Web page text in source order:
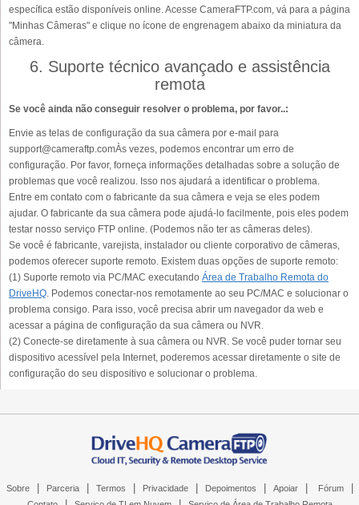
específica estão disponíveis online. Acesse CameraFTP.com, vá para a página
"Minhas Câmeras" e clique no ícone de engrenagem abaixo da miniatura da
câmera.
6. Suporte técnico avançado e assistência
remota
Se você ainda não conseguir resolver o problema, por favor..:
Envie as telas de configuração da sua câmera por e-mail para
support@cameraftp.comÀs vezes, podemos encontrar um erro de
configuração. Por favor, forneça informações detalhadas sobre a solução de
problemas que você realizou. Isso nos ajudará a identificar o problema.
Entre em contato com o fabricante da sua câmera e veja se eles podem
ajudar. O fabricante da sua câmera pode ajudá-lo facilmente, pois eles podem
testar nosso serviço FTP online. (Podemos não ter as câmeras deles).
Se você é fabricante, varejista, instalador ou cliente corporativo de câmeras,
podemos oferecer suporte remoto. Existem duas opções de suporte remoto:
(1) Suporte remoto via PC/MAC executando Área de Trabalho Remota do
DriveHQ. Podemos conectar-nos remotamente ao seu PC/MAC e solucionar o
problema consigo. Para isso, você precisa abrir um navegador da web e
acessar a página de configuração da sua câmera ou NVR.
(2) Conecte-se diretamente à sua câmera ou NVR. Se você puder tornar seu
dispositivo acessível pela Internet, poderemos acessar diretamente o site de
configuração do seu dispositivo e solucionar o problema.
Sobre Parceria Termos Privacidade Depoimentos Apoiar Fórum